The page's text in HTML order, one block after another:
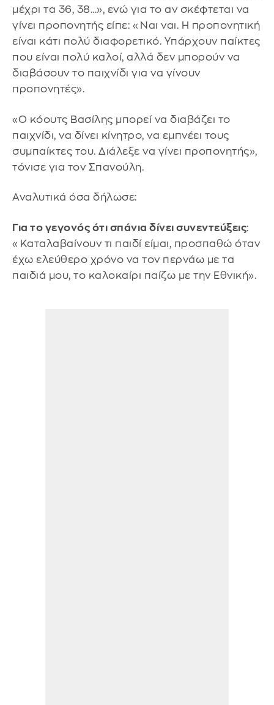
μέχρι τα 36, 38…», ενώ για το αν σκέφτεται να
γίνει προπονητής είπε: «Ναι ναι. Η προπονητική
είναι κάτι πολύ διαφορετικό. Υπάρχουν παίκτες
που είναι πολύ καλοί, αλλά δεν μπορούν να
διαβάσουν το παιχνίδι για να γίνουν
προπονητές».
«Ο κόουτς Βασίλης μπορεί να διαβάζει το
παιχνίδι, να δίνει κίνητρο, να εμπνέει τους
συμπαίκτες του. Διάλεξε να γίνει προπονητής»,
τόνισε για τον Σπανούλη.
Αναλυτικά όσα δήλωσε:
Για το γεγονός ότι σπάνια δίνει συνεντεύξεις:
«Καταλαβαίνουν τι παιδί είμαι, προσπαθώ όταν
έχω ελεύθερο χρόνο να τον περνάω με τα
παιδιά μου, το καλοκαίρι παίζω με την Εθνική».